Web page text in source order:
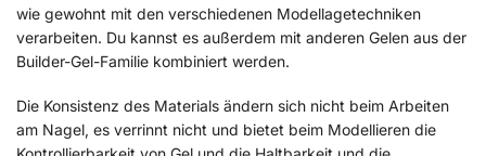
wie gewohnt mit den verschiedenen Modellagetechniken
verarbeiten. Du kannst es außerdem mit anderen Gelen aus der
Builder-Gel-Familie kombiniert werden.
Die Konsistenz des Materials ändern sich nicht beim Arbeiten
am Nagel, es verrinnt nicht und bietet beim Modellieren die